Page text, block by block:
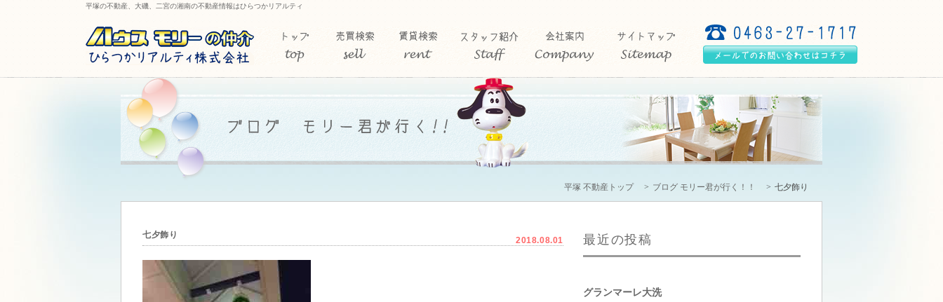
平塚の不動産、大磯、二宮の湘南の不動産情報はひらつかリアルティ
平塚 不動産トップ ブログ モリー君が行く！！ 七夕飾り
七夕飾り
2018.08.01 最近の投稿
グランマーレ大洗